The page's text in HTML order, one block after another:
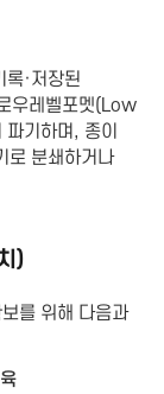
·저장된
우레벨포멧(Low
기하며, 종이
로 분쇄하거나
)
를 위해 다음과